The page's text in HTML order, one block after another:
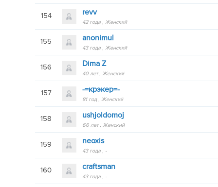
154 revv
42 года Женский
155 anonimul
43 года Женский
156 Dima Z
40 лет Женский
157 -=крэкер=-
81 год Женский
158 ushjoldomoj
66 лет Женский
159 neoxis
43 года -
160 craftsman
43 года -